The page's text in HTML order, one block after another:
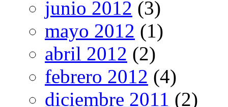
junio 2012 (3)
mayo 2012 (1)
abril 2012 (2)
febrero 2012 (4)
diciembre 2011 (2)